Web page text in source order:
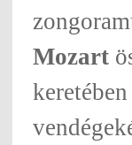
Mozart